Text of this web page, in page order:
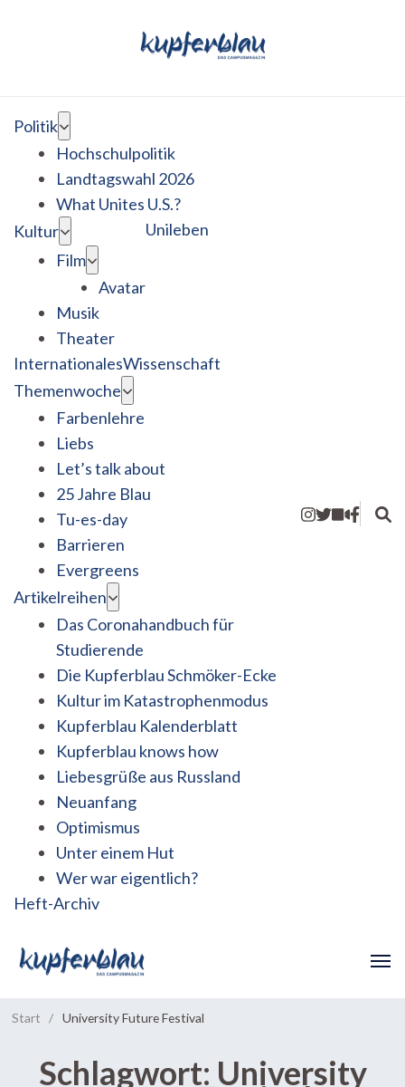
Politik
Hochschulpolitik
Landtagswahl 2026
What Unites U.S.?
Kultur
Film
Avatar
Musik
Theater
Unileben
InternationalesWissenschaft
Themenwoche
Farbenlehre
Liebs
Let’s talk about
25 Jahre Blau
Tu-es-day
Barrieren
Evergreens
Artikelreihen
Das Coronahandbuch für
Studierende
Die Kupferblau Schmöker-Ecke
Kultur im Katastrophenmodus
Kupferblau Kalenderblatt
Kupferblau knows how
Liebesgrüße aus Russland
Neuanfang
Optimismus
Unter einem Hut
Wer war eigentlich?
Heft-Archiv
Start / University Future Festival
Schlagwort: University